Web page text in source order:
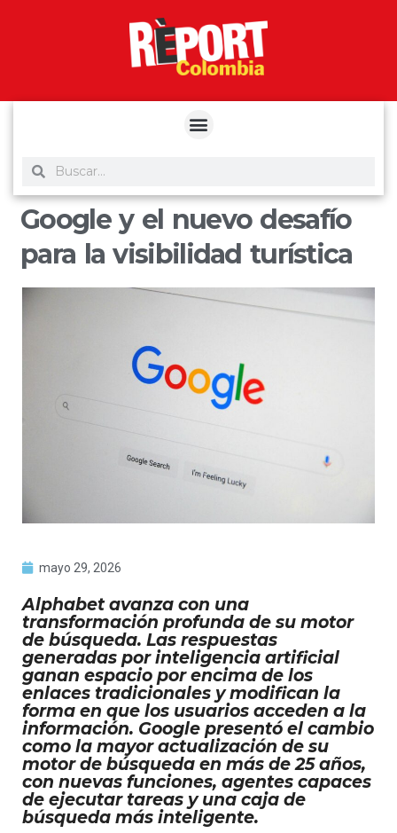
Google y el nuevo desafío
para la visibilidad turística
mayo 29, 2026
Alphabet avanza con una
transformación profunda de su motor
de búsqueda. Las respuestas
generadas por inteligencia artificial
ganan espacio por encima de los
enlaces tradicionales y modifican la
forma en que los usuarios acceden a la
información. Google presentó el cambio
como la mayor actualización de su
motor de búsqueda en más de 25 años,
con nuevas funciones, agentes capaces
de ejecutar tareas y una caja de
búsqueda más inteligente.